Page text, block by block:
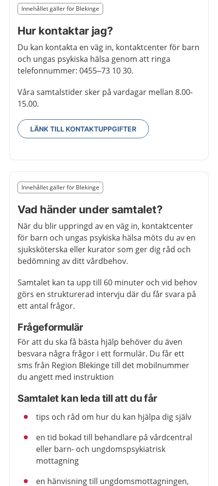
Nedan innehåll gäller region Blekinge
Innehållet gäller för Blekinge
Hur kontaktar jag?
Du kan kontakta en väg in, kontaktcenter för barn
och ungas psykiska hälsa genom att ringa
telefonnummer: 0455–73 10 30.
Våra samtalstider sker på vardagar mellan 8.00-
15.00.
LÄNK TILL KONTAKTUPPGIFTER
Slut på det regionala tillägget från region Blekinge
Nedan innehåll gäller region Blekinge
Innehållet gäller för Blekinge
Vad händer under samtalet?
När du blir uppringd av en väg in, kontaktcenter
för barn och ungas psykiska hälsa möts du av en
sjuksköterska eller kurator som ger dig råd och
bedömning av ditt vårdbehov.
Samtalet kan ta upp till 60 minuter och vid behov
görs en strukturerad intervju där du får svara på
ett antal frågor.
Frågeformulär
För att du ska få bästa hjälp behöver du även
besvara några frågor i ett formulär. Du får ett
sms från Region Blekinge till det mobilnummer
du angett med instruktion
Samtalet kan leda till att du får
tips och råd om hur du kan hjälpa dig själv
en tid bokad till behandlare på vårdcentral
eller barn- och ungdomspsykiatrisk
mottagning
en hänvisning till ungdomsmottagningen,
Slut på det regionala tillägget från region Blekinge